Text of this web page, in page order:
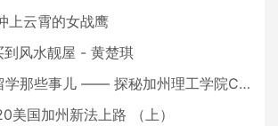
上云霄的女战鹰
到风水靓屋 - 黄楚琪
那些事儿 —— 探秘加州理工学院Caltech博士生活 [上集]
美国加州新法上路 （上）